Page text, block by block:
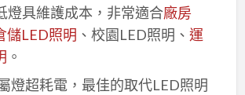
燈具維護成本，非常適合廠房
儲LED照明 、校園LED照明、 運
。
燈超耗電，最佳的取代LED照明